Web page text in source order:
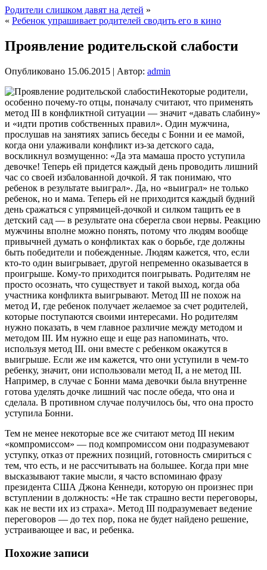
Родители слишком давят на детей »
« Ребенок упрашивает родителей сводить его в кино
Проявление родительской слабости
Опубликовано 15.06.2015 | Автор: admin
Некоторые родители,
особенно почему-то отцы, поначалу считают, что применять
метод III в конфликтной ситуации — значит «давать слабину»
и «идти против собственных правил». Один мужчина,
прослушав на занятиях запись беседы с Бонни и ее мамой,
когда они улаживали конфликт из-за детского сада,
воскликнул возмущенно: «Да эта мамаша просто уступила
девочке! Теперь ей придется каждый день проводить лишний
час со своей избалованной дочкой. Я так понимаю, что
ребенок в результате выиграл». Да, но «выиграл» не только
ребенок, но и мама. Теперь ей не приходится каждый будний
день сражаться с упрямицей-дочкой и силком тащить ее в
детский сад — в результате она сберегла свои нервы. Реакцию
мужчины вполне можно понять, потому что людям вообще
привычней думать о конфликтах как о борьбе, где должны
быть победители и побежденные. Людям кажется, что, если
кто-то один выигрывает, другой непременно оказывается в
проигрыше. Кому-то приходится поигрывать. Родителям не
просто осознать, что существует и такой выход, когда оба
участника конфликта выигрывают. Метод III не похож на
метод И, где ребенок получает желаемое за счет родителей,
которые поступаются своими интересами. Но родителям
нужно показать, в чем главное различие между методом и
методом III. Им нужно еще и еще раз напоминать, что.
используя метод III. они вместе с ребенком окажутся в
выигрыше. Если же им кажется, что они уступили в чем-то
ребенку, значит, они использовали метод II, а не метод III.
Например, в случае с Бонни мама девочки была внутренне
готова уделять дочке лишний час после обеда, что она и
сделала. В противном случае получилось бы, что она просто
уступила Бонни.
Тем не менее некоторые все же считают метод III неким
«компромиссом» — под компромиссом они подразумевают
уступку, отказ от прежних позиций, готовность смириться с
тем, что есть, и не рассчитывать на большее. Когда при мне
высказывают такие мысли, я часто вспоминаю фразу
президента США Джона Кеннеди, которую он произнес при
вступлении в должность: «Не так страшно вести переговоры,
как не вести их из страха». Метод III подразумевает ведение
переговоров — до тех пор, пока не будет найдено решение,
устраивающее и вас, и ребенка.
Похожие записи